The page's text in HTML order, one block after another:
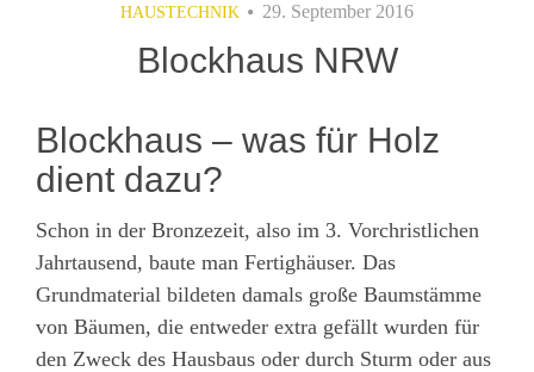
HAUSTECHNIK 29. September 2016
Blockhaus NRW
Blockhaus – was für Holz
dient dazu?
Schon in der Bronzezeit, also im 3. Vorchristlichen
Jahrtausend, baute man Fertighäuser. Das
Grundmaterial bildeten damals große Baumstämme
von Bäumen, die entweder extra gefällt wurden für
den Zweck des Hausbaus oder durch Sturm oder aus